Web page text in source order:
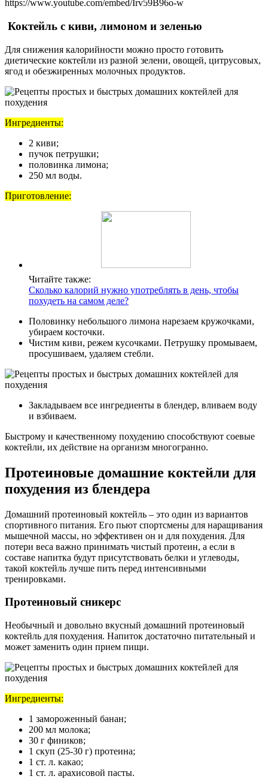
https://www.youtube.com/embed/Irv59B96o-w
Коктейль с киви, лимоном и зеленью
Для снижения калорийности можно просто готовить
диетические коктейли из разной зелени, овощей, цитрусовых,
ягод и обезжиренных молочных продуктов.
Ингредиенты:
2 киви;
пучок петрушки;
половинка лимона;
250 мл воды.
Приготовление:
Читайте также:
Сколько калорий нужно употреблять в день, чтобы
похудеть на самом деле?
Половинку небольшого лимона нарезаем кружочками,
убираем косточки.
Чистим киви, режем кусочками. Петрушку промываем,
просушиваем, удаляем стебли.
Закладываем все ингредиенты в блендер, вливаем воду
и взбиваем.
Быстрому и качественному похудению способствуют соевые
коктейли, их действие на организм многогранно.
Протеиновые домашние коктейли для
похудения из блендера
Домашний протеиновый коктейль – это один из вариантов
спортивного питания. Его пьют спортсмены для наращивания
мышечной массы, но эффективен он и для похудения. Для
потери веса важно принимать чистый протеин, а если в
составе напитка будут присутствовать белки и углеводы,
такой коктейль лучше пить перед интенсивными
тренировками.
Протеиновый сникерс
Необычный и довольно вкусный домашний протеиновый
коктейль для похудения. Напиток достаточно питательный и
может заменить один прием пищи.
Ингредиенты:
1 замороженный банан;
200 мл молока;
30 г фиников;
1 скуп (25-30 г) протеина;
1 ст. л. какао;
1 ст. л. арахисовой пасты.